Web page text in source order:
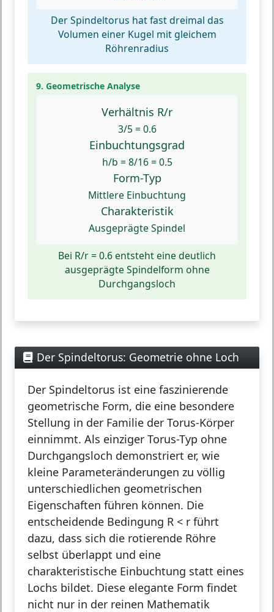
Der Spindeltorus hat fast dreimal das
Volumen einer Kugel mit gleichem
Röhrenradius
9. Geometrische Analyse
Verhältnis R/r
3/5 = 0.6
Einbuchtungsgrad
h/b = 8/16 = 0.5
Form-Typ
Mittlere Einbuchtung
Charakteristik
Ausgeprägte Spindel
Bei R/r = 0.6 entsteht eine deutlich
ausgeprägte Spindelform ohne
Durchgangsloch
Der Spindeltorus: Geometrie ohne Loch
Der Spindeltorus ist eine faszinierende
geometrische Form, die eine besondere
Stellung in der Familie der Torus-Körper
einnimmt. Als einziger Torus-Typ ohne
Durchgangsloch demonstriert er, wie
kleine Parameteränderungen zu völlig
unterschiedlichen geometrischen
Eigenschaften führen können. Die
entscheidende Bedingung R < r führt
dazu, dass sich die rotierende Röhre
selbst überlappt und eine
charakteristische Einbuchtung statt eines
Lochs bildet. Diese elegante Form findet
nicht nur in der reinen Mathematik